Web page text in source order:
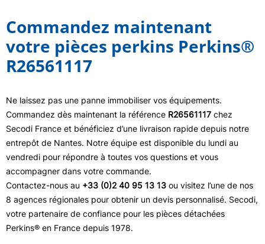
Commandez maintenant
votre pièces perkins Perkins®
R26561117
Ne laissez pas une panne immobiliser vos équipements.
Commandez dès maintenant la référence R26561117 chez
Secodi France et bénéficiez d’une livraison rapide depuis notre
entrepôt de Nantes. Notre équipe est disponible du lundi au
vendredi pour répondre à toutes vos questions et vous
accompagner dans votre commande.
Contactez-nous au +33 (0)2 40 95 13 13 ou visitez l’une de nos
8 agences régionales pour obtenir un devis personnalisé. Secodi,
votre partenaire de confiance pour les pièces détachées
Perkins® en France depuis 1978.